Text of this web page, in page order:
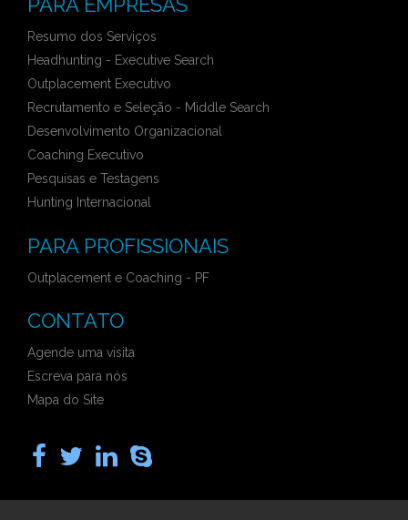
PARA EMPRESAS
Resumo dos Serviços
Headhunting - Executive Search
Outplacement Executivo
Recrutamento e Seleção - Middle Search
Desenvolvimento Organizacional
Coaching Executivo
Pesquisas e Testagens
Hunting Internacional
PARA PROFISSIONAIS
Outplacement e Coaching - PF
CONTATO
Agende uma visita
Escreva para nós
Mapa do Site